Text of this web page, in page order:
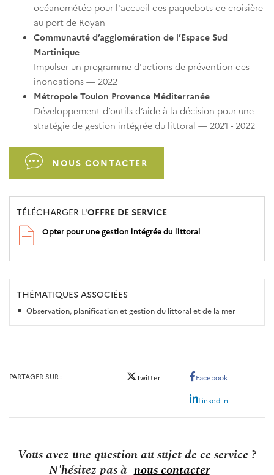
océanométéo pour l'accueil des paquebots de croisière
au port de Royan
Communauté d’agglomération de l’Espace Sud
Martinique
Impulser un programme d'actions de prévention des
inondations — 2022
Métropole Toulon Provence Méditerranée
Développement d’outils d’aide à la décision pour une
stratégie de gestion intégrée du littoral — 2021 - 2022
NOUS CONTACTER
TÉLÉCHARGER L'OFFRE DE SERVICE
Opter pour une gestion intégrée du littoral
THÉMATIQUES ASSOCIÉES
Observation, planification et gestion du littoral et de la mer
PARTAGER SUR Twitter Facebook
Linked in
Vous avez une question au sujet de ce service ?
N'hésitez pas à nous contacter